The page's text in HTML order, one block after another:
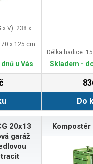
x V): 238 x
x 125 cm
ocel 0,6
u Vás
Délka hadice:
Skladem -
Do
20x13
garáž
Kompostér